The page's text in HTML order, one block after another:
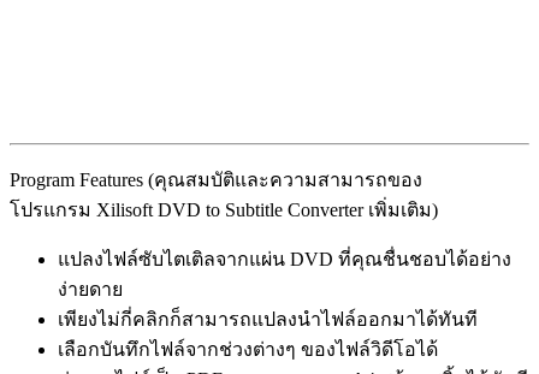
Program Features (คุณสมบัติและความสามารถของ
โปรแกรม Xilisoft DVD to Subtitle Converter เพิ่มเติม)
แปลงไฟล์ซับไตเติลจากแผ่น DVD ที่คุณชื่นชอบได้อย่าง
ง่ายดาย
เพียงไม่กี่คลิกก็สามารถแปลงนำไฟล์ออกมาได้ทันที
เลือกบันทึกไฟล์จากช่วงต่างๆ ของไฟล์วิดีโอได้